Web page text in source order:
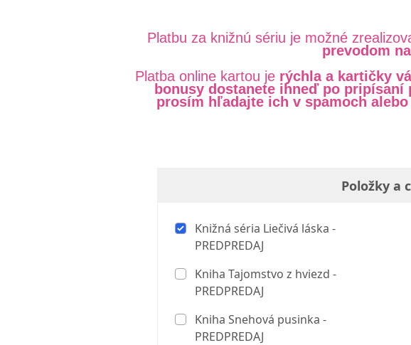
Platbu za knižnú sériu je možné
prevodom
Platba online kartou je rýchla a kartičky
bonusy dostanete ihneď po pripísaní
prosím hľadajte ich v spamoch
Položky a
Knižná séria Liečivá láska -
PREDPREDAJ
Kniha Tajomstvo z hviezd -
PREDPREDAJ
Kniha Snehová pusinka -
PREDPREDAJ